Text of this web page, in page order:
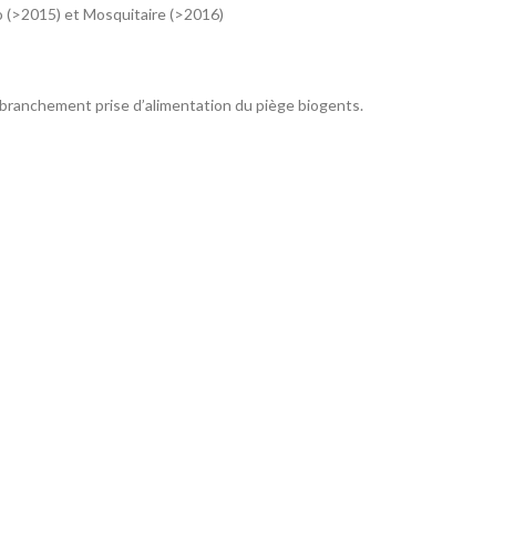
(>2015) et Mosquitaire (>2016)
prise d’alimentation du piège biogents.